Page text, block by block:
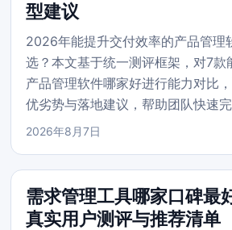
型建议
2026年能提升交付效率的产品管理
选？本文基于统一测评框架，对7款
产品管理软件哪家好进行能力对比，
优劣势与落地建议，帮助团队快速完
2026年8月7日
需求管理工具哪家口碑最
真实用户测评与推荐清单